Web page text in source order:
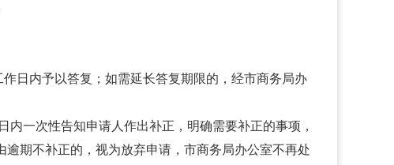
日内予以答复；如需延长答复期限的，经市商务局办
一次性告知申请人作出补正，明确需要补正的事项，
期不补正的，视为放弃申请，市商务局办公室不再处